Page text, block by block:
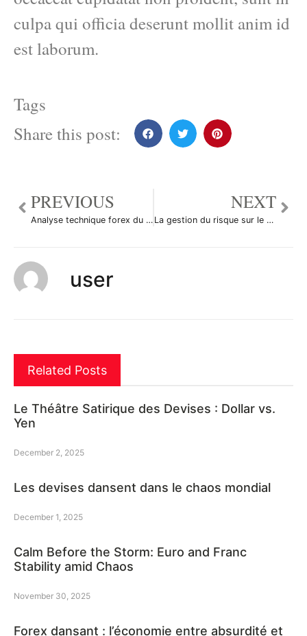
culpa qui officia deserunt mollit anim id
est laborum.
Tags
Share this post:
PREVIOUS
Analyse technique forex du 29/08/2014
NEXT
La gestion du risque sur le forex
user
Related Posts
Le Théâtre Satirique des Devises : Dollar vs.
Yen
December 2, 2025
Les devises dansent dans le chaos mondial
December 1, 2025
Calm Before the Storm: Euro and Franc
Stability amid Chaos
November 30, 2025
Forex dansant : l’économie entre absurdité et